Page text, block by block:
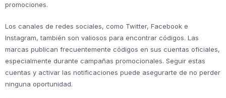
promociones.
Los canales de redes sociales, como Twitter, Facebook e
Instagram, también son valiosos para encontrar códigos. Las
marcas publican frecuentemente códigos en sus cuentas oficiales,
especialmente durante campañas promocionales. Seguir estas
cuentas y activar las notificaciones puede asegurarte de no perder
ninguna oportunidad.